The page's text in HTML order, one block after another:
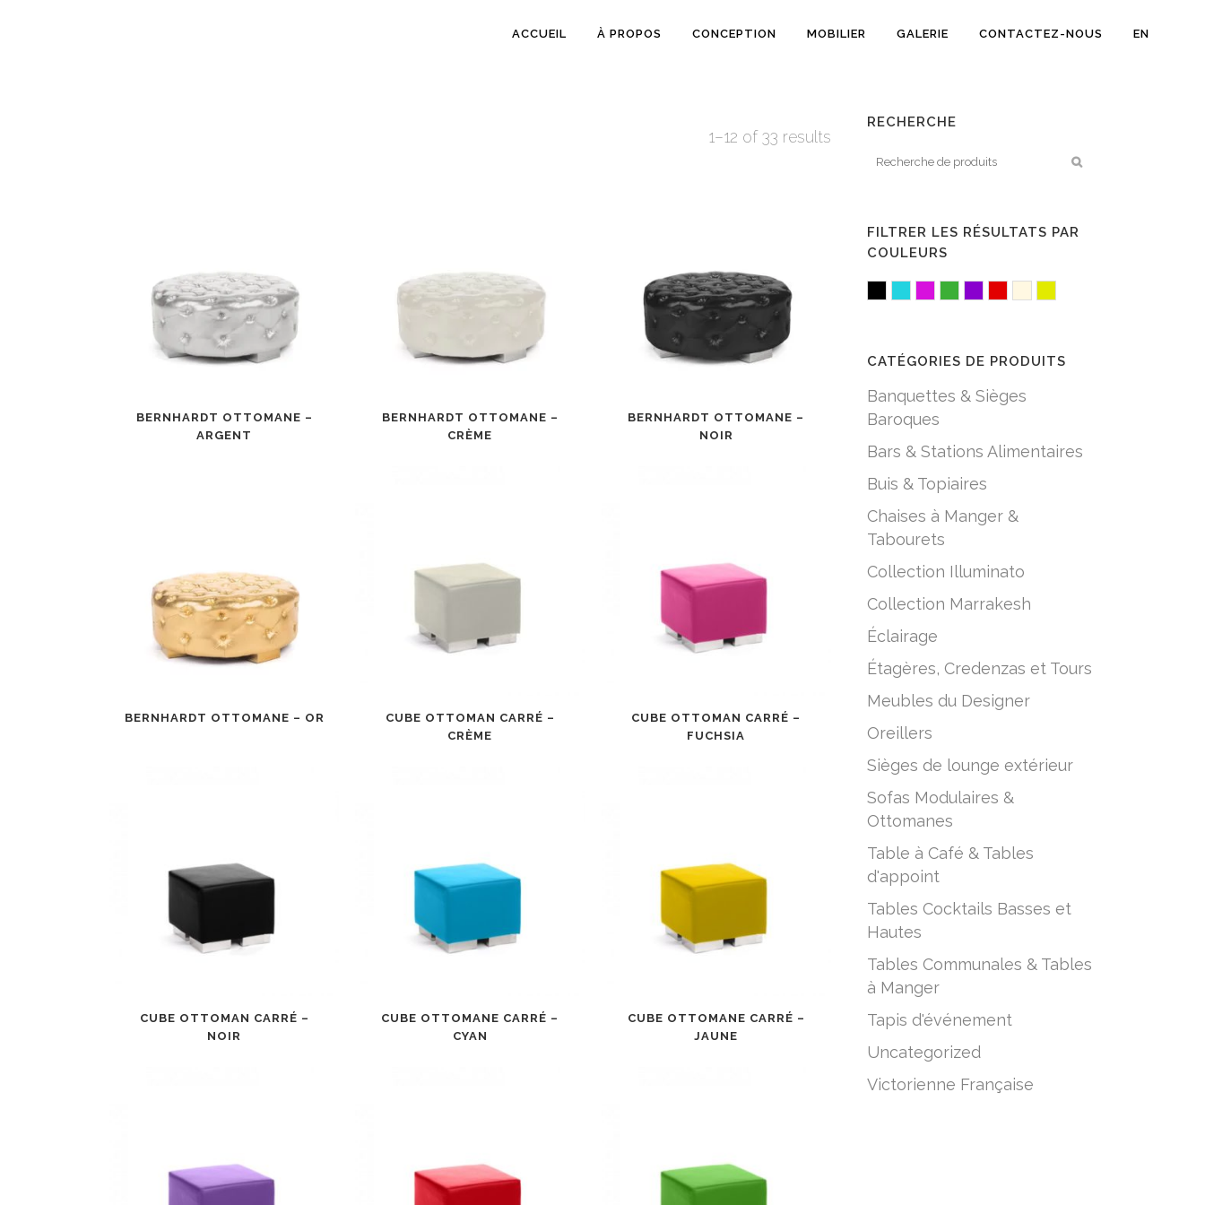
ACCUEIL À PROPOS CONCEPTION MOBILIER GALERIE CONTACTEZ-NOUS EN
1–12 of 33 results
BERNHARDT OTTOMANE –
ARGENT
BERNHARDT OTTOMANE –
CRÈME
BERNHARDT OTTOMANE –
NOIR
BERNHARDT OTTOMANE – OR
CUBE OTTOMAN CARRÉ –
CRÈME
CUBE OTTOMAN CARRÉ –
FUCHSIA
CUBE OTTOMAN CARRÉ –
NOIR
CUBE OTTOMANE CARRÉ –
CYAN
CUBE OTTOMANE CARRÉ –
JAUNE
RECHERCHE
FILTRER LES RÉSULTATS PAR
COULEURS
CATÉGORIES DE PRODUITS
Banquettes & Sièges
Baroques
Bars & Stations Alimentaires
Buis & Topiaires
Chaises à Manger &
Tabourets
Collection Illuminato
Collection Marrakesh
Éclairage
Étagères, Credenzas et Tours
Meubles du Designer
Oreillers
Sièges de lounge extérieur
Sofas Modulaires &
Ottomanes
Table à Café & Tables
d'appoint
Tables Cocktails Basses et
Hautes
Tables Communales & Tables
à Manger
Tapis d'événement
Uncategorized
Victorienne Française